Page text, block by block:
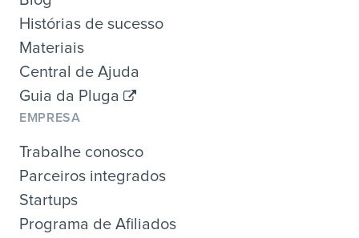
Histórias de sucesso
Materiais
Central de Ajuda
Guia da Pluga
EMPRESA
Trabalhe conosco
Parceiros integrados
Startups
Programa de Afiliados